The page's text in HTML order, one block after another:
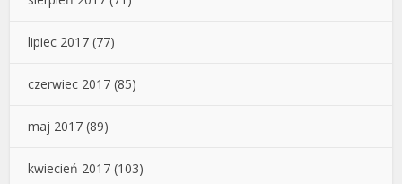
lipiec 2017 (77)
czerwiec 2017 (85)
maj 2017 (89)
kwiecień 2017 (103)